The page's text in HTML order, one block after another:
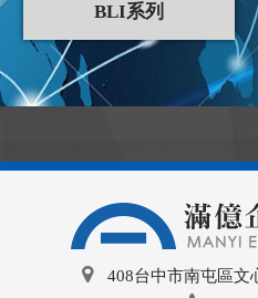
BLI系列
408台中市南屯區文